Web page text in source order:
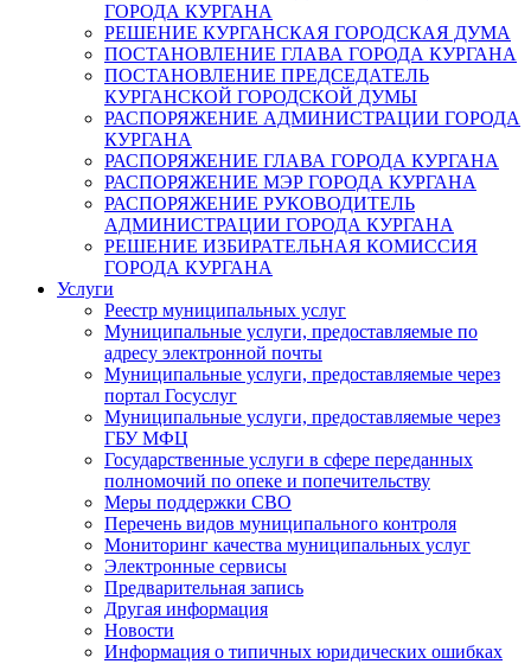
ГОРОДА КУРГАНА
РЕШЕНИЕ КУРГАНСКАЯ ГОРОДСКАЯ ДУМА
ПОСТАНОВЛЕНИЕ ГЛАВА ГОРОДА КУРГАНА
ПОСТАНОВЛЕНИЕ ПРЕДСЕДАТЕЛЬ
КУРГАНСКОЙ ГОРОДСКОЙ ДУМЫ
РАСПОРЯЖЕНИЕ АДМИНИСТРАЦИИ ГОРОДА
КУРГАНА
РАСПОРЯЖЕНИЕ ГЛАВА ГОРОДА КУРГАНА
РАСПОРЯЖЕНИЕ МЭР ГОРОДА КУРГАНА
РАСПОРЯЖЕНИЕ РУКОВОДИТЕЛЬ
АДМИНИСТРАЦИИ ГОРОДА КУРГАНА
РЕШЕНИЕ ИЗБИРАТЕЛЬНАЯ КОМИССИЯ
ГОРОДА КУРГАНА
Услуги
Реестр муниципальных услуг
Муниципальные услуги, предоставляемые по
адресу электронной почты
Муниципальные услуги, предоставляемые через
портал Госуслуг
Муниципальные услуги, предоставляемые через
ГБУ МФЦ
Государственные услуги в сфере переданных
полномочий по опеке и попечительству
Меры поддержки СВО
Перечень видов муниципального контроля
Мониторинг качества муниципальных услуг
Электронные сервисы
Предварительная запись
Другая информация
Новости
Информация о типичных юридических ошибках